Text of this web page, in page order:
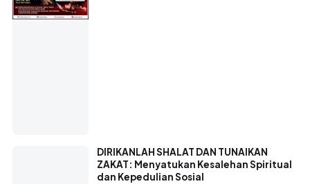
DIRIKANLAH SHALAT DAN TUNAIKAN
ZAKAT: Menyatukan Kesalehan Spiritual
dan Kepedulian Sosial